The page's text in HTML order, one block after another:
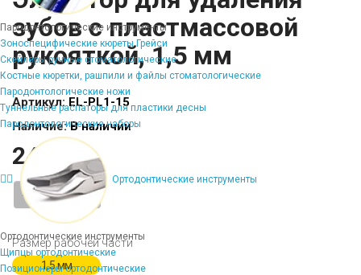
Пародонтологические инструменты
Зоноспецифические кюреты Грейси
Скейлеры ручные стоматологические
Костные кюретки, рашпили и файлы стоматологические
Пародонтологические ножи
Туннельные распаторы для пластики десны
Пародонтологические наборы
Ортодонтические инструменты
Ортодонтические инструменты
Щипцы ортодонтические
Позиционеры ортодонтические
зубов с пластмассовой
рукояткой, 1,5 мм
Артикул:EL-PL1-15
Наличие:В наличии
2430 ₽
- +
Размер рабочей части
1,5 мм